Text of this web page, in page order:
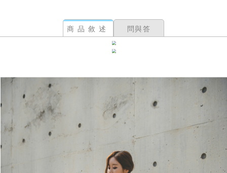
商品敘述 問與答